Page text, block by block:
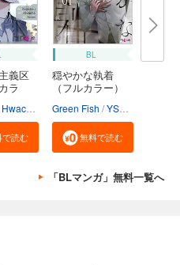
義区
ラ
Hwacha Aquram
で読む
BL
穏やかな執着
（フルカラー）
Green Fish YSH
無料で読む
「BLマンガ」無料一覧へ